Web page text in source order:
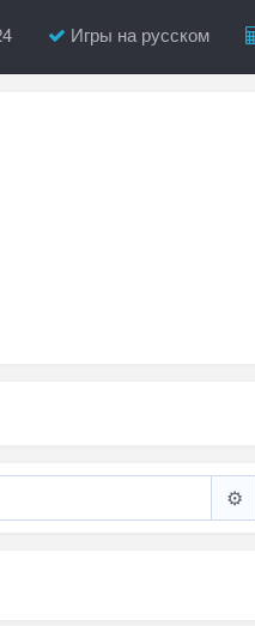
Игры на русском
⚙️